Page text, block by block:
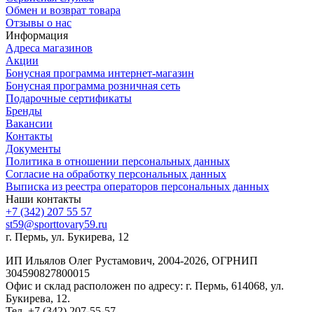
Обмен и возврат товара
Отзывы о нас
Информация
Адреса магазинов
Акции
Бонусная программа интернет-магазин
Бонусная программа розничная сеть
Подарочные сертификаты
Бренды
Вакансии
Контакты
Документы
Политика в отношении персональных данных
Согласие на обработку персональных данных
Выписка из реестра операторов персональных данных
Наши контакты
+7 (342) 207 55 57
st59@sporttovary59.ru
г. Пермь, ул. Букирева, 12
ИП Ильялов Олег Рустамович, 2004-2026, ОГРНИП
304590827800015
Офис и склад расположен по адресу: г. Пермь, 614068, ул.
Букирева, 12.